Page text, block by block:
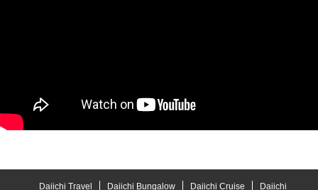
Daiichi Travel Daiichi Bungalow Daiichi Cruise Daiichi